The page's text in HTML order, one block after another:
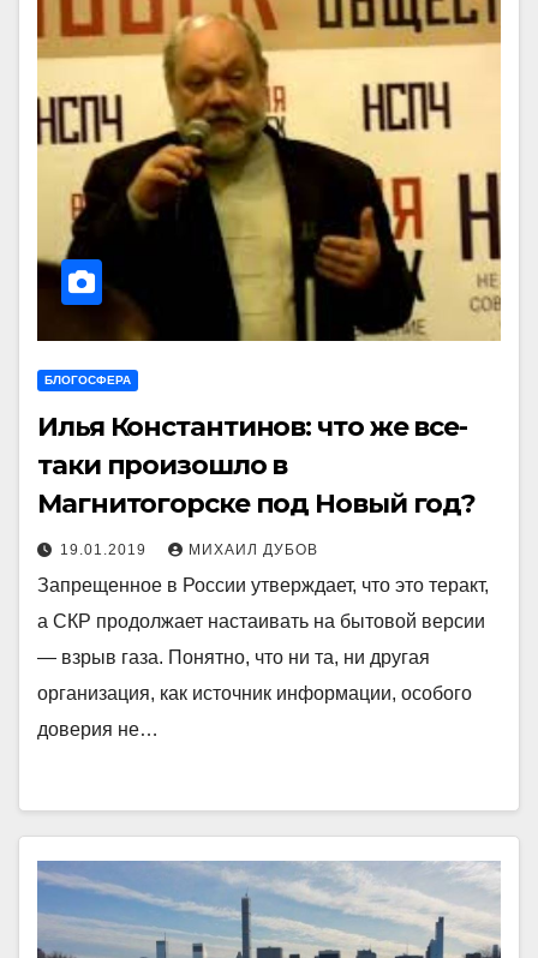
БЛОГОСФЕРА
Илья Константинов: что же все-
таки произошло в
Магнитогорске под Новый год?
19.01.2019 МИХАИЛ ДУБОВ
Запрещенное в России утверждает, что это теракт,
а СКР продолжает настаивать на бытовой версии
— взрыв газа. Понятно, что ни та, ни другая
организация, как источник информации, особого
доверия не…